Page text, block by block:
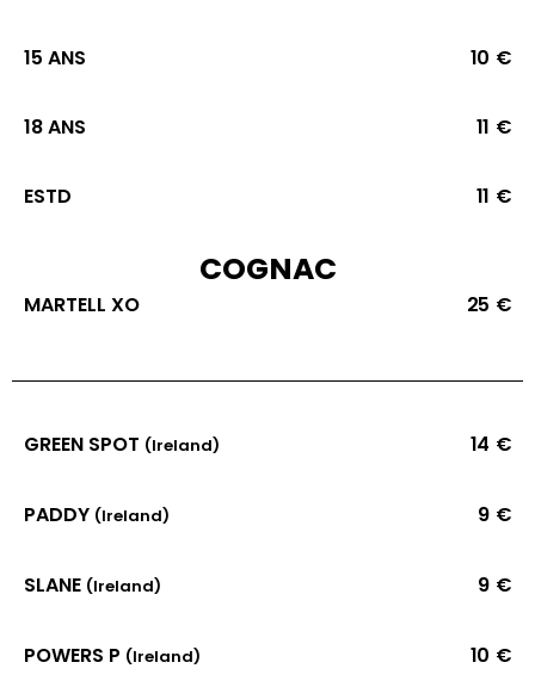
15 ANS 10 €
18 ANS 11 €
ESTD 11 €
COGNAC
MARTELL XO 25 €
GREEN SPOT (Ireland) 14 €
PADDY (Ireland) 9 €
SLANE (Ireland) 9 €
POWERS P (Ireland) 10 €